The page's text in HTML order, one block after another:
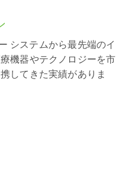
システムから最先端のイ
機器やテクノロジーを市
してきた実績がありま